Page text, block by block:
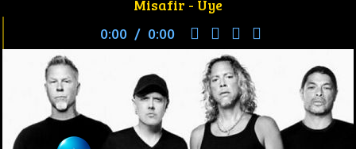
Misafir - Üye
0:00 / 0:00